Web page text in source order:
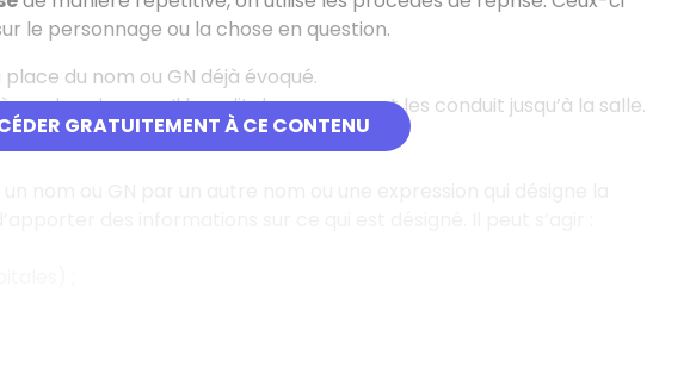
GRATUITEMENT À CE CONTENU
le personnage ou la chose en question.
du nom ou GN déjà évoqué.
dans la cour. Il leur dit de se ranger et les conduit jusqu’à la salle.
« ses élèves ».